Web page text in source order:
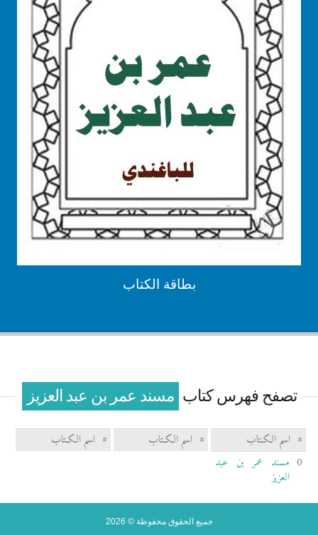
بطاقة الكتاب
تصفح فهرس كتاب مسند عمر بن عبد العزيز
# اسم الكـتاب # اسم الكـتاب # اسم الكـتاب
0 مسند عمر بن عبد
العزيز
جميع الحقوق محفوظة © 2026